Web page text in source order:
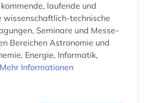
(2)
mikrocontroller (1)
mikroelektronik (1)
laufende und
technische
Seminare und Messe-
Bereichen Astronomie und
Energie, Informatik,
Mehr Informationen